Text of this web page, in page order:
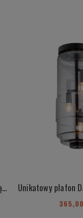
Nowoczesna szklana lampa wisząca złote detale mleczny duży klosz IRUN 4273